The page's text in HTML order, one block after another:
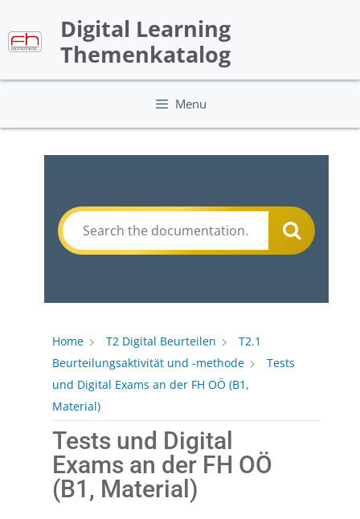
content
Digital Learning
Themenkatalog
Menu
Home T2 Digital Beurteilen
T2.1
Beurteilungsaktivität und -methode
Tests
und Digital Exams an der FH OÖ (B1,
Material)
Tests und Digital
Exams an der FH OÖ
(B1, Material)